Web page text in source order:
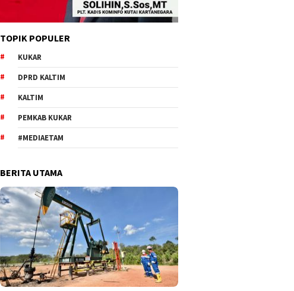
TOPIK POPULER
KUKAR
DPRD KALTIM
KALTIM
PEMKAB KUKAR
#MEDIAETAM
BERITA UTAMA